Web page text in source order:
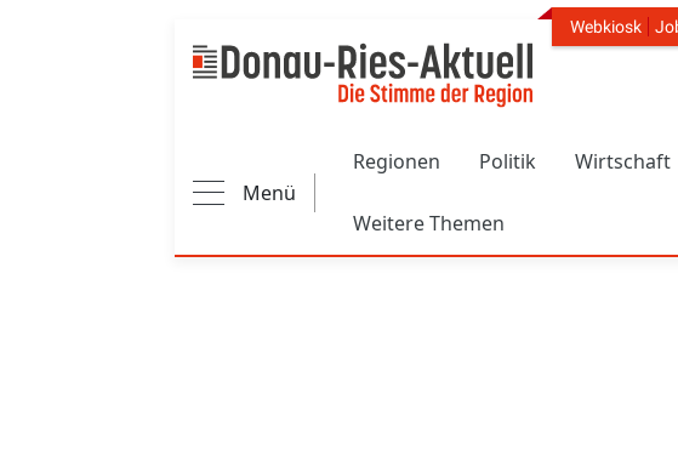
Header
Webkiosk
Menü
Regionen Politik Wirtschaft
Weitere Themen